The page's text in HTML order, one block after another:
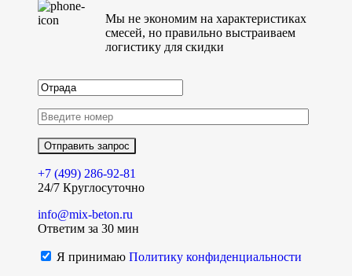
Мы не экономим на характеристиках
смесей, но правильно выстраиваем
логистику для скидки
+7 (499) 286-92-81
24/7 Круглосуточно
info@mix-beton.ru
Ответим за 30 мин
Я принимаю Политику конфиденциальности